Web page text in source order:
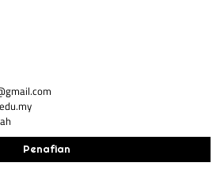
Penafian